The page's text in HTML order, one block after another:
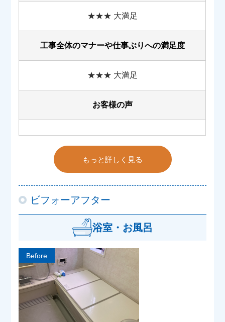
★★★ 大満足
工事全体のマナーや仕事ぶりへの満足度
★★★ 大満足
お客様の声
もっと詳しく見る
ビフォーアフター
浴室・お風呂
Before